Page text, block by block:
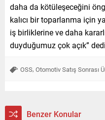
daha da kötüleşeceğini
kalıcı bir toparlanma için
iş birliklerine ve daha
duyduğumuz çok açık”
OSS, Otomotiv Satış Sonrası
Benzer Konular